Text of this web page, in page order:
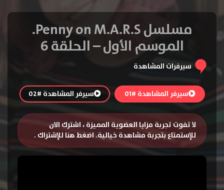
مسلسل Penny on M.A.R.S.
الموسم الأول – الحلقة 6
سيرفرات المشاهدة
سيرفر المشاهدة #01 سيرفر المشاهدة #02
لا تفوت تجربة مزايا العضوية المميزة ، اشترك الان
للإستمتاع بتجربة مشاهدة خيالية. اضغط هنا للإشتراك .